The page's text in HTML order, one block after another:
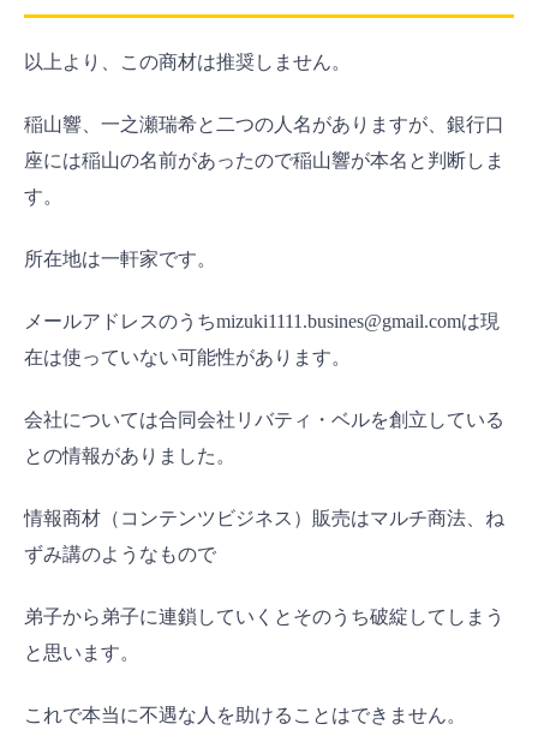
以上より、この商材は推奨しません。
稲山響、一之瀬瑞希と二つの人名がありますが、銀行口
座には稲山の名前があったので稲山響が本名と判断しま
す。
所在地は一軒家です。
メールアドレスのうちmizuki1111.busines@gmail.comは現
在は使っていない可能性があります。
会社については合同会社リバティ・ベルを創立している
との情報がありました。
情報商材（コンテンツビジネス）販売はマルチ商法、ね
ずみ講のようなもので
弟子から弟子に連鎖していくとそのうち破綻してしまう
と思います。
これで本当に不遇な人を助けることはできません。